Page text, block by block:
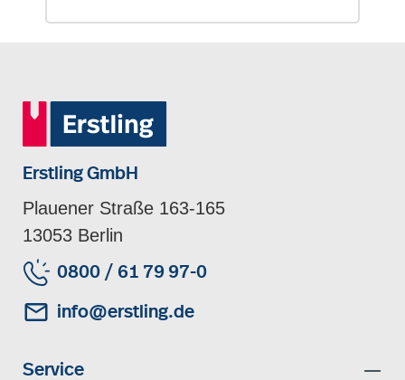
Erstling GmbH
Plauener Straße 163-165
13053 Berlin
0800 / 61 79 97-0
info@erstling.de
Service